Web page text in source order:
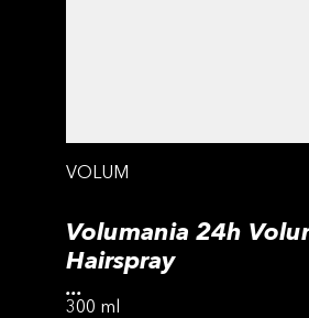
VOLUM
Volumania 24h
Hairspray
...
300 ml